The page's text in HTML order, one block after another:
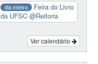
dia inteiro
Feira do Livro
da UFSC@Reitoria
Ver calendário